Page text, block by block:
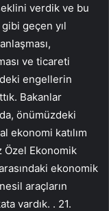
verdik ve bu
geçen yıl
ve ticareti
engellerin
Bakanlar
önümüzdeki
ekonomi katılım
Özel Ekonomik
ekonomik
araçların
vardık. . 21.